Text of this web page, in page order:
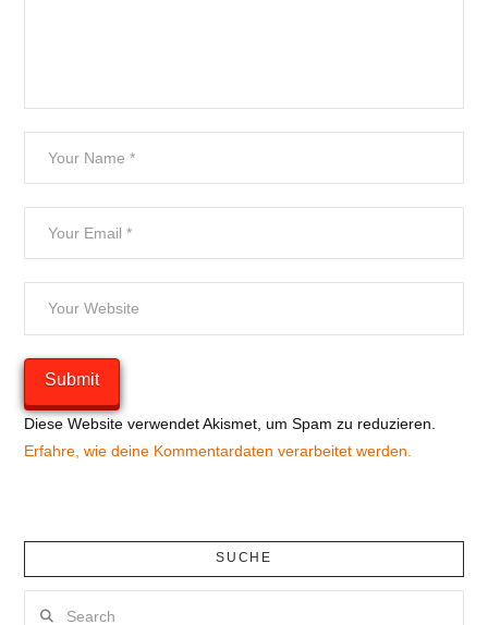
Diese Website verwendet Akismet, um Spam zu reduzieren.
Erfahre, wie deine Kommentardaten verarbeitet werden.
SUCHE